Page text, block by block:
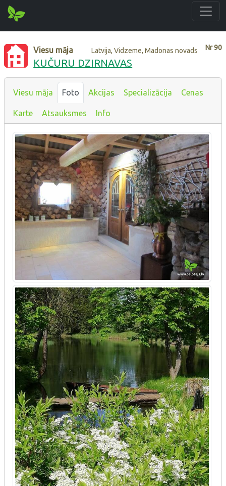
Nr90
Viesu māja Latvija, Vidzeme, Madonas novads
KUČURU DZIRNAVAS
Viesu māja Foto Akcijas Specializācija Cenas
Karte Atsauksmes Info